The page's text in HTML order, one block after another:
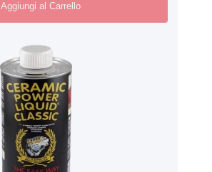
Aggiungi al Carrello